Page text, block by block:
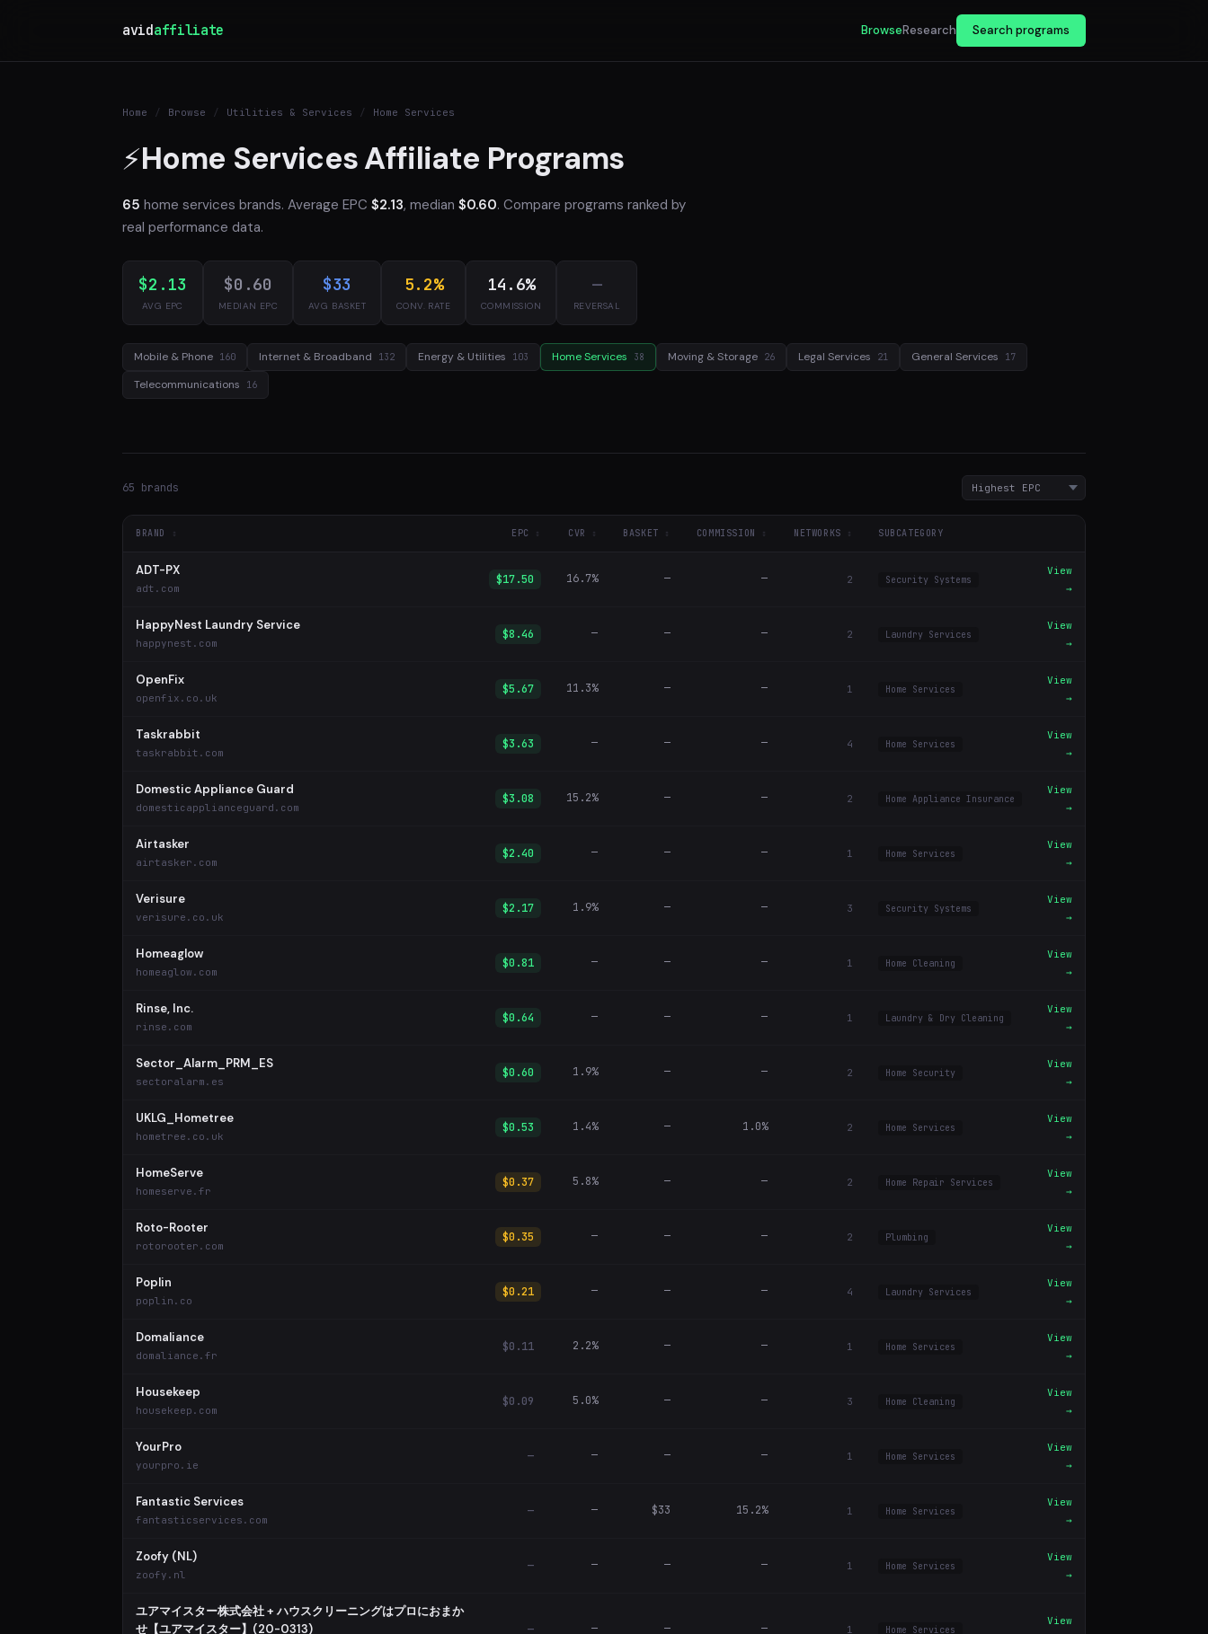
avidaffiliate BrowseResearch Search programs
Home / Browse / Utilities & Services / Home Services
⚡Home Services Affiliate Programs
65 home services brands. Average EPC $2.13, median $0.60. Compare programs ranked by
real performance data.
$2.13
AVG EPC
$0.60
MEDIAN EPC
$33
AVG BASKET
5.2%
CONV. RATE
14.6%
COMMISSION
—
REVERSAL
Mobile & Phone 160 Internet & Broadband 132 Energy & Utilities 103 Home Services 38 Moving & Storage 26 Legal Services 21 General Services 17
Telecommunications 16
65 brands
BRAND EPC CVR BASKET COMMISSION NETWORKS SUBCATEGORY
ADT-PX
adt.com
$17.50 16.7% — — 2 Security Systems
View
→
HappyNest Laundry Service
happynest.com
$8.46 — — — 2 Laundry Services
View
→
OpenFix
openfix.co.uk
$5.67 11.3% — — 1 Home Services
View
→
Taskrabbit
taskrabbit.com
$3.63 — — — 4 Home Services
View
→
Domestic Appliance Guard
domesticapplianceguard.com
$3.08 15.2% — — 2 Home Appliance Insurance
View
→
Airtasker
airtasker.com
$2.40 — — — 1 Home Services
View
→
Verisure
verisure.co.uk
$2.17 1.9% — — 3 Security Systems
View
→
Homeaglow
homeaglow.com
$0.81 — — — 1 Home Cleaning
View
→
Rinse, Inc.
rinse.com
$0.64 — — — 1 Laundry & Dry Cleaning
View
→
Sector_Alarm_PRM_ES
sectoralarm.es
$0.60 1.9% — — 2 Home Security
View
→
UKLG_Hometree
hometree.co.uk
$0.53 1.4% — 1.0% 2 Home Services
View
→
HomeServe
homeserve.fr
$0.37 5.8% — — 2 Home Repair Services
View
→
Roto-Rooter
rotorooter.com
$0.35 — — — 2 Plumbing
View
→
Poplin
poplin.co
$0.21 — — — 4 Laundry Services
View
→
Domaliance
domaliance.fr
$0.11 2.2% — — 1 Home Services
View
→
Housekeep
housekeep.com
$0.09 5.0% — — 3 Home Cleaning
View
→
YourPro
yourpro.ie
— — — — 1 Home Services
View
→
Fantastic Services
fantasticservices.com
— — $33 15.2% 1 Home Services
View
→
Zoofy (NL)
zoofy.nl
— — — — 1 Home Services
View
→
ユアマイスター株式会社 + ハウスクリーニングはプロにおまか
せ【ユアマイスター】(20-0313)
— — — — 1 Home Services
View